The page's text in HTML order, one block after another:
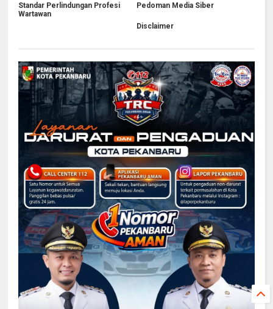
Standar Perlindungan Profesi
Wartawan
Pedoman Media Siber
Disclaimer